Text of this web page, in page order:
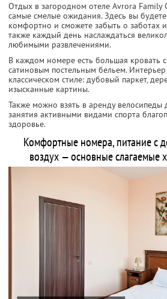
Отдых в загородном отеле Avrora Family
самые смелые ожидания. Здесь вы будете
комфортно и сможете забыть о заботах
также каждый день наслаждаться
любимыми развлечениями.
В каждом номере есть большая кровать
сатиновым постельным бельем.
классическом стиле: дубовый паркет,
изысканные картины.
Также можно взять в аренду велосипеды
занятия активными видами спорта
здоровье.
Комфортные номера, питание с
воздух — основные слагаемые